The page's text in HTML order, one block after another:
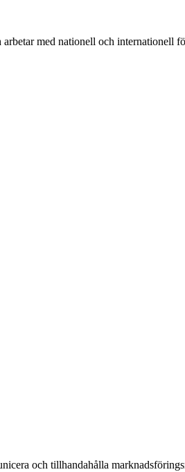
med nationell och internationell
och tillhandahålla